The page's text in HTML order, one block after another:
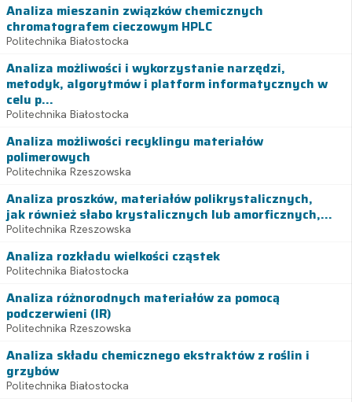
Analiza mieszanin związków chemicznych
chromatografem cieczowym HPLC
Politechnika Białostocka
Analiza możliwości i wykorzystanie narzędzi,
metodyk, algorytmów i platform informatycznych w
celu p...
Politechnika Białostocka
Analiza możliwości recyklingu materiałów
polimerowych
Politechnika Rzeszowska
Analiza proszków, materiałów polikrystalicznych,
jak również słabo krystalicznych lub amorficznych,...
Politechnika Rzeszowska
Analiza rozkładu wielkości cząstek
Politechnika Białostocka
Analiza różnorodnych materiałów za pomocą
podczerwieni (IR)
Politechnika Rzeszowska
Analiza składu chemicznego ekstraktów z roślin i
grzybów
Politechnika Białostocka